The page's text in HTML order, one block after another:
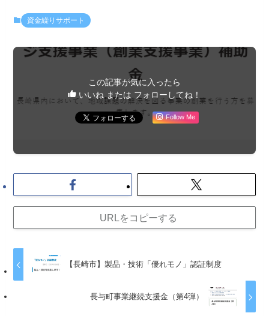
資金繰りサポート
この記事が気に入ったら
いいね または フォローしてね！
Follow Me
URLをコピーする
【長崎市】製品・技術「優れモノ」認証制度
長与町事業継続支援金（第4弾）